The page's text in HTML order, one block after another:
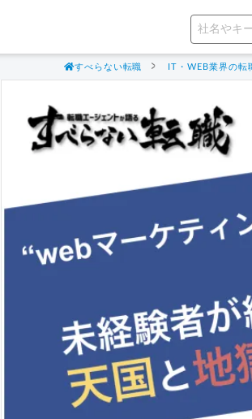
すべらない転職 IT・WEB業界の転